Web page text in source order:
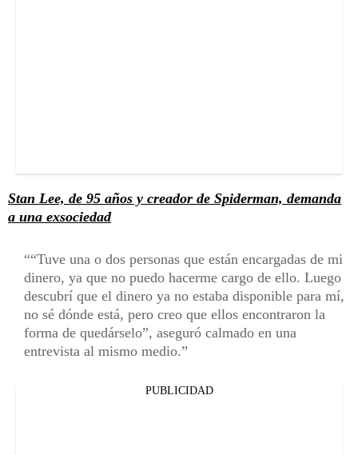
Stan Lee, de 95 años y creador de Spiderman, demanda
a una exsociedad
“Tuve una o dos personas que están encargadas de mi
dinero, ya que no puedo hacerme cargo de ello. Luego
descubrí que el dinero ya no estaba disponible para mí,
no sé dónde está, pero creo que ellos encontraron la
forma de quedárselo”, aseguró calmado en una
entrevista al mismo medio.
PUBLICIDAD